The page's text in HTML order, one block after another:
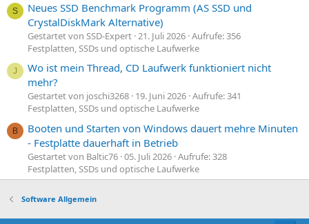
S
Neues SSD Benchmark Programm (AS SSD und
CrystalDiskMark Alternative)
Gestartet von SSD-Expert 21. Juli 2026 Aufrufe: 356
Festplatten, SSDs und optische Laufwerke
J
Wo ist mein Thread, CD Laufwerk funktioniert nicht
mehr?
Gestartet von joschi3268 19. Juni 2026 Aufrufe: 341
Festplatten, SSDs und optische Laufwerke
B
Booten und Starten von Windows dauert mehre Minuten
- Festplatte dauerhaft in Betrieb
Gestartet von Baltic76 05. Juli 2026 Aufrufe: 328
Festplatten, SSDs und optische Laufwerke
Software Allgemein